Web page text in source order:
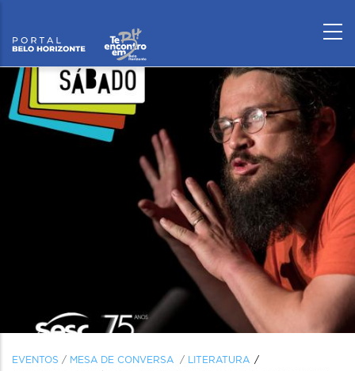
EVENTOS / MESA DE CONVERSA /
LITERATURA